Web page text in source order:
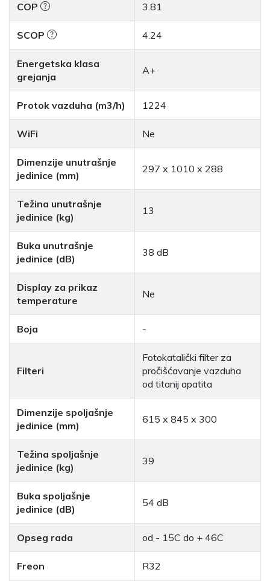
COP 3.81
SCOP 4.24
Energetska klasa
grejanja
A+
Protok vazduha (m3/h) 1224
WiFi Ne
Dimenzije unutrašnje
jedinice (mm)
297 x 1010 x 288
Težina unutrašnje
jedinice (kg)
13
Buka unutrašnje
jedinice (dB)
38 dB
Display za prikaz
temperature
Ne
Boja -
Filteri
Fotokatalički filter za
pročišćavanje vazduha
od titanij apatita
Dimenzije spoljašnje
jedinice (mm)
615 x 845 x 300
Težina spoljašnje
jedinice (kg)
39
Buka spoljašnje
jedinice (dB)
54 dB
Opseg rada od - 15C do + 46C
Freon R32